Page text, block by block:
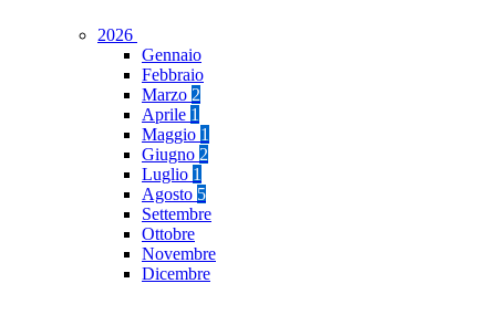
2026
Gennaio
Febbraio
Marzo 2
Aprile 1
Maggio 1
Giugno 2
Luglio 1
Agosto 5
Settembre
Ottobre
Novembre
Dicembre